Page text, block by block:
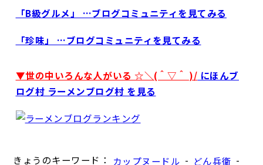
「B級グルメ」 …ブログコミュニティを見てみる
「珍味」 …ブログコミュニティを見てみる
▼世の中いろんな人がいる ☆＼(＾▽＾ )/ にほんブ
ログ村 ラーメンブログ村 を見る
きょうのキーワード： カップヌードル - どん兵衛 -